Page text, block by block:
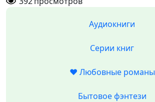
Аудиокниги
Серии книг
❤️ Любовные романы
Бытовое фэнтези